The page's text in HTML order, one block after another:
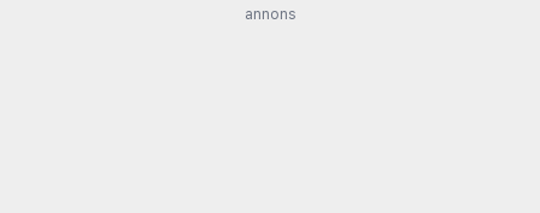
annons